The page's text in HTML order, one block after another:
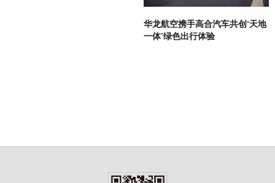
华龙航空携手高合汽车共创“天地
一体”绿色出行体验